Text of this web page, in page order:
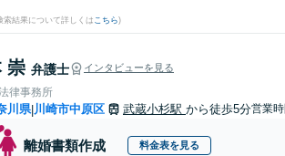
索結果について詳しくは こちら)
崇 弁護士 インタビューを見る
律事務所
川県|川崎市中原区 武蔵小杉駅 から徒歩5分営業
離婚書類作成 料金表を見る